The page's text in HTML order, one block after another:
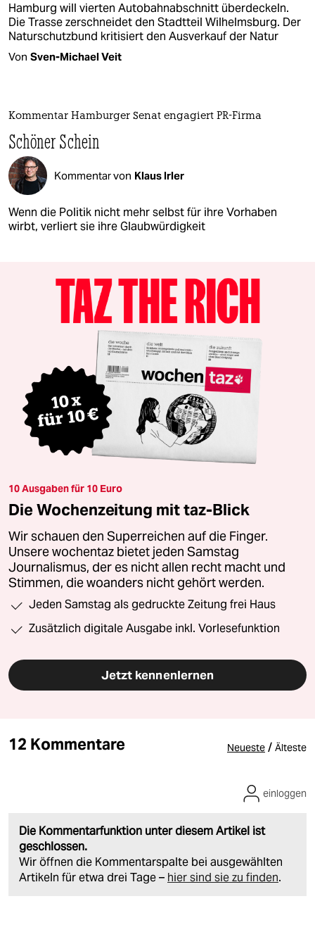
Hamburg will vierten Autobahnabschnitt überdeckeln.
Die Trasse zerschneidet den Stadtteil Wilhelmsburg. Der
Naturschutzbund kritisiert den Ausverkauf der Natur
Von Sven-Michael Veit
Kommentar Hamburger Senat engagiert PR-Firma
Schöner Schein
Kommentar von Klaus Irler
Wenn die Politik nicht mehr selbst für ihre Vorhaben
wirbt, verliert sie ihre Glaubwürdigkeit
10 Ausgaben für 10 Euro
Die Wochenzeitung mit taz-Blick
Wir schauen den Superreichen auf die Finger.
Unsere wochentaz bietet jeden Samstag
Journalismus, der es nicht allen recht macht und
Stimmen, die woanders nicht gehört werden.
Jeden Samstag als gedruckte Zeitung frei Haus
Zusätzlich digitale Ausgabe inkl. Vorlesefunktion
Jetzt kennenlernen
12 Kommentare Neueste / Älteste
Die Kommentarfunktion unter diesem Artikel ist
geschlossen.
Wir öffnen die Kommentarspalte bei ausgewählten
Artikeln für etwa drei Tage – hier sind sie zu finden.
einloggen